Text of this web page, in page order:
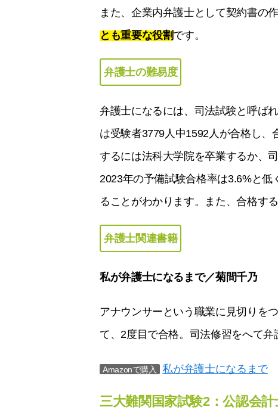
また、企業内弁護士として契約書の
とも重要な役割です。
弁護士の難易度
弁護士になるには、司法試験と呼ば
は受験者3779人中1592人が合格し
するには法科大学院を卒業するか、
2023年の予備試験合格率は3.6%と
ることがわかります。また、合格す
弁護士関連書籍
私が弁護士になるまで／菊間千乃
アナウンサーという職業に見切りを
て、2度目で合格。司法修習をへて弁
Amazonで購入 私が弁護士になるまで
三大難関国家試験2：公認会計